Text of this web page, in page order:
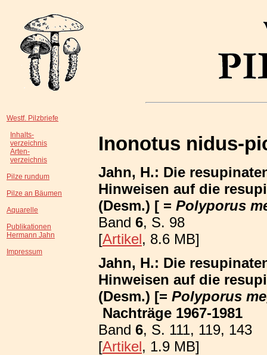
Westf. Pilzbriefe
Inhalts-
verzeichnis
Arten-
verzeichnis
Pilze rundum
Pilze an Bäumen
Aquarelle
Publikationen
Hermann Jahn
Impressum
Inonotus nidus-
Jahn, H.: Die
Hinweisen auf die
(Desm.) [ = Polyporus
Band 6, S. 98
[Artikel, 8.6 MB]
Jahn, H.: Die
Hinweisen auf die
(Desm.) [= Polyporus
Nachträge 1967-1981
Band 6, S. 111, 119, 143
[Artikel, 1.9 MB]